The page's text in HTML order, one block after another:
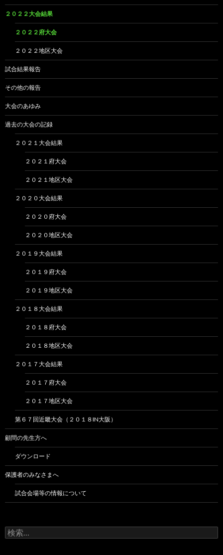
２０２２大会結果
２０２２府大会
２０２２地区大会
試合結果報告
その他の報告
大会のあゆみ
過去の大会の記録
２０２１大会結果
２０２１府大会
２０２１地区大会
２０２０大会結果
２０２０府大会
２０２０地区大会
２０１９大会結果
２０１９府大会
２０１９地区大会
２０１８大会結果
２０１８府大会
２０１８地区大会
２０１７大会結果
２０１７府大会
２０１７地区大会
第６７回近畿大会（２０１８IN大阪）
顧問の先生方へ
ダウンロード
保護者のみなさまへ
試合会場等の情報について
検
索: